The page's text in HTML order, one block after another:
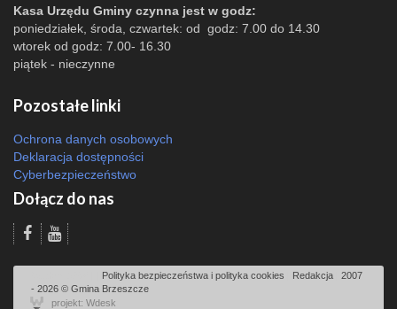
Kasa Urzędu Gminy czynna jest w godz:
poniedziałek, środa, czwartek: od godz: 7.00 do 14.30
wtorek od godz: 7.00- 16.30
piątek - nieczynne
Pozostałe linki
Ochrona danych osobowych
Deklaracja dostępności
Cyberbezpieczeństwo
Dołącz do nas
Polityka bezpieczeństwa i polityka cookies Redakcja
2007
- 2026 © Gmina Brzeszcze
projekt: Wdesk